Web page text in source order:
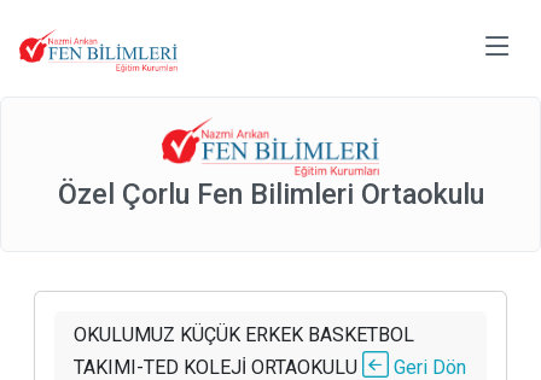
Özel Çorlu Fen Bilimleri Ortaokulu
OKULUMUZ KÜÇÜK ERKEK BASKETBOL
TAKIMI-TED KOLEJİ ORTAOKULU
Geri Dön